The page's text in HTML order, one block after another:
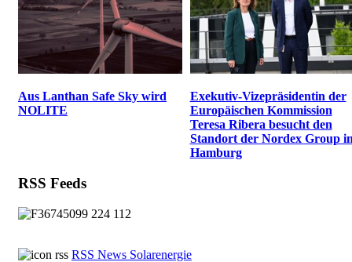
Aus Lanthan Safe Sky wird
NOLITE
Exekutiv-Vizepräsidentin der
Europäischen Kommission
Teresa Ribera besucht den
Standort der Nordex Group
Hamburg
RSS Feeds
RSS News Solarenergie